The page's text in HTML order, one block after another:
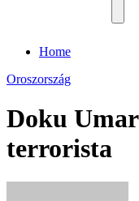
Home
Oroszország
Doku
terrorista